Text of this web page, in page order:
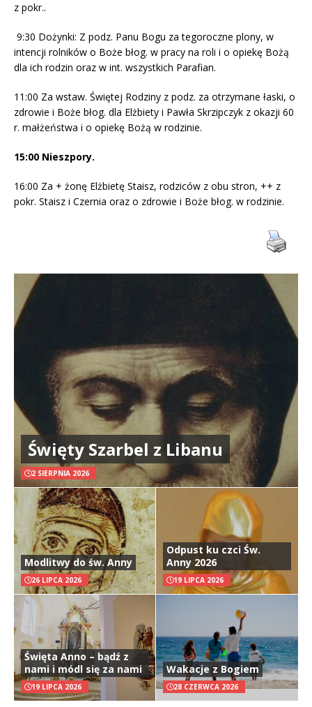
z pokr..
9:30 Dożynki: Z podz. Panu Bogu za tegoroczne plony, w
intencji rolników o Boże błog. w pracy na roli i o opiekę Bożą
dla ich rodzin oraz w int. wszystkich Parafian.
11:00 Za wstaw. Świętej Rodziny z podz. za otrzymane łaski, o
zdrowie i Boże błog. dla Elżbiety i Pawła Skrzipczyk z okazji 60
r. małżeństwa i o opiekę Bożą w rodzinie.
15:00 Nieszpory.
16:00 Za + żonę Elżbietę Staisz, rodziców z obu stron, ++ z
pokr. Staisz i Czernia oraz o zdrowie i Boże błog. w rodzinie.
Święty Szarbel z Libanu
2 SIERPNIA 2026
Modlitwy do św. Anny
26 LIPCA 2026
Odpust ku czci Św.
Anny 2026
19 LIPCA 2026
Święta Anno – bądź z
nami i módl się za nami
19 LIPCA 2026
Wakacje z Bogiem
28 CZERWCA 2026